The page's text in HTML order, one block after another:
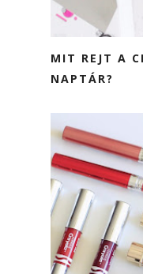
MIT REJT A
NAPTÁR?